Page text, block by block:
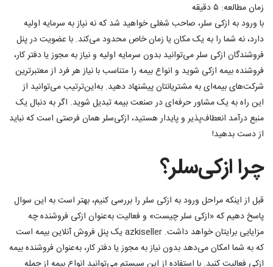
زمان مطالعه: ۵دقیقه
با ورود به ازکی سلر، صاحب شغلی خواهید شد که نه نیاز به سرمایه اولیه
دارد، نه شما را به یک مکان یا زمان خاص محدود می‌کند. با عضویت در پنل
فروشندگان ازکی سلر می‌توانید بدون سرمایه اولیه و نیاز به مجوز یا دفتر کار،
فروشنده بیمه ازکی شوید و انواع بیمه را متناسب با نیاز هر فرد از معتبرترین
شرکت‌های بیمه‌ای به مشتریانتان پیشنهاد دهید. به‌این‌ترتیب می‌توانید از
این راه به یک مشاور حرفه‌ای در صنعت بیمه تبدیل شوید. اگر به دنبال یک
منبع درآمد انعطاف‌پذیر و پایدار هستید، ازکی‌سلر همان فرصتی است که نباید
از دست بدهید!​
چرا ازکی‌سلر؟
قبل از اینکه مراحل ورود به ازکی سلر را بررسی کنیم، بهتر است به این سوال
پاسخ دهیم که «ازکی سلر چیست» و فعالیت به‌عنوان ازکی فروشنده چه
مزایایی برایتان خواهد داشت. azkiseller یک پنل فروش آنلاین بیمه است
که به شما امکان می‌دهد بدون نیاز به مجوز یا دفتر کار، به‌عنوان فروشنده بیمه
ازکی فعالیت کنید. با استفاده از این سیستم می‌توانید انواع بیمه از جمله